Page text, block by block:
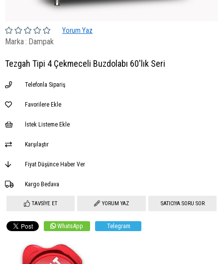
Yorum Yaz
Marka: Dampak
Tezgah Tipi 4 Çekmeceli Buzdolabı 60'lık Seri
Telefonla Sipariş
Favorilere Ekle
İstek Listeme Ekle
Karşılaştır
Fiyat Düşünce Haber Ver
Kargo Bedava
TAVSIYE ET YORUM YAZ SATICIYA SORU SOR
WhatsApp Telegram